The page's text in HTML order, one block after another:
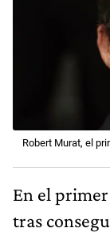
Robert Murat, el
En el
tras